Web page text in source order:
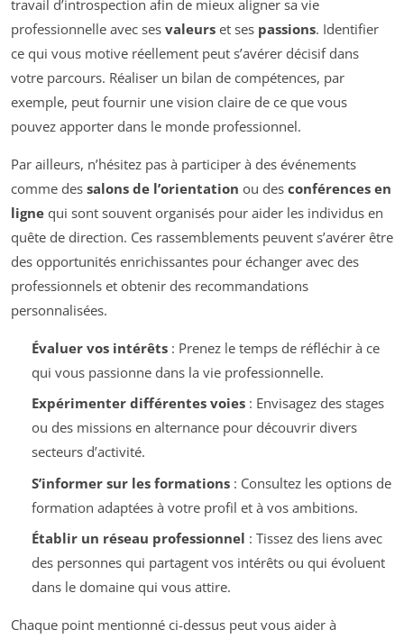
travail d’introspection afin de mieux aligner sa vie
professionnelle avec ses valeurs et ses passions. Identifier
ce qui vous motive réellement peut s’avérer décisif dans
votre parcours. Réaliser un bilan de compétences, par
exemple, peut fournir une vision claire de ce que vous
pouvez apporter dans le monde professionnel.
Par ailleurs, n’hésitez pas à participer à des événements
comme des salons de l’orientation ou des conférences en
ligne qui sont souvent organisés pour aider les individus en
quête de direction. Ces rassemblements peuvent s’avérer être
des opportunités enrichissantes pour échanger avec des
professionnels et obtenir des recommandations
personnalisées.
Évaluer vos intérêts: Prenez le temps de réfléchir à ce
qui vous passionne dans la vie professionnelle.
Expérimenter différentes voies: Envisagez des stages
ou des missions en alternance pour découvrir divers
secteurs d’activité.
S’informer sur les formations: Consultez les options de
formation adaptées à votre profil et à vos ambitions.
Établir un réseau professionnel : Tissez des liens avec
des personnes qui partagent vos intérêts ou qui évoluent
dans le domaine qui vous attire.
Chaque point mentionné ci-dessus peut vous aider à